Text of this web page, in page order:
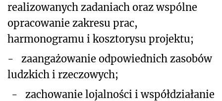
realizowanych zadaniach oraz wspólne
opracowanie zakresu prac,
harmonogramu i kosztorysu projektu;
- zaangażowanie odpowiednich zasobów
ludzkich i rzeczowych;
- zachowanie lojalności i współdziałanie